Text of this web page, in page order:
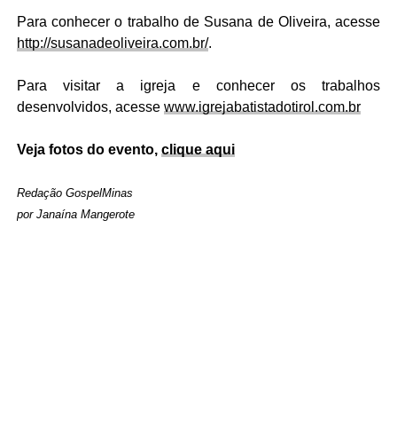
Para conhecer o trabalho de Susana de Oliveira, acesse
http://susanadeoliveira.com.br/.
Para visitar a igreja e conhecer os trabalhos
desenvolvidos, acesse www.igrejabatistadotirol.com.br
Veja fotos do evento, clique aqui
Redação GospelMinas
por Janaína Mangerote